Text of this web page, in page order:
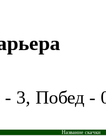
- 3, Побед
Название скачки